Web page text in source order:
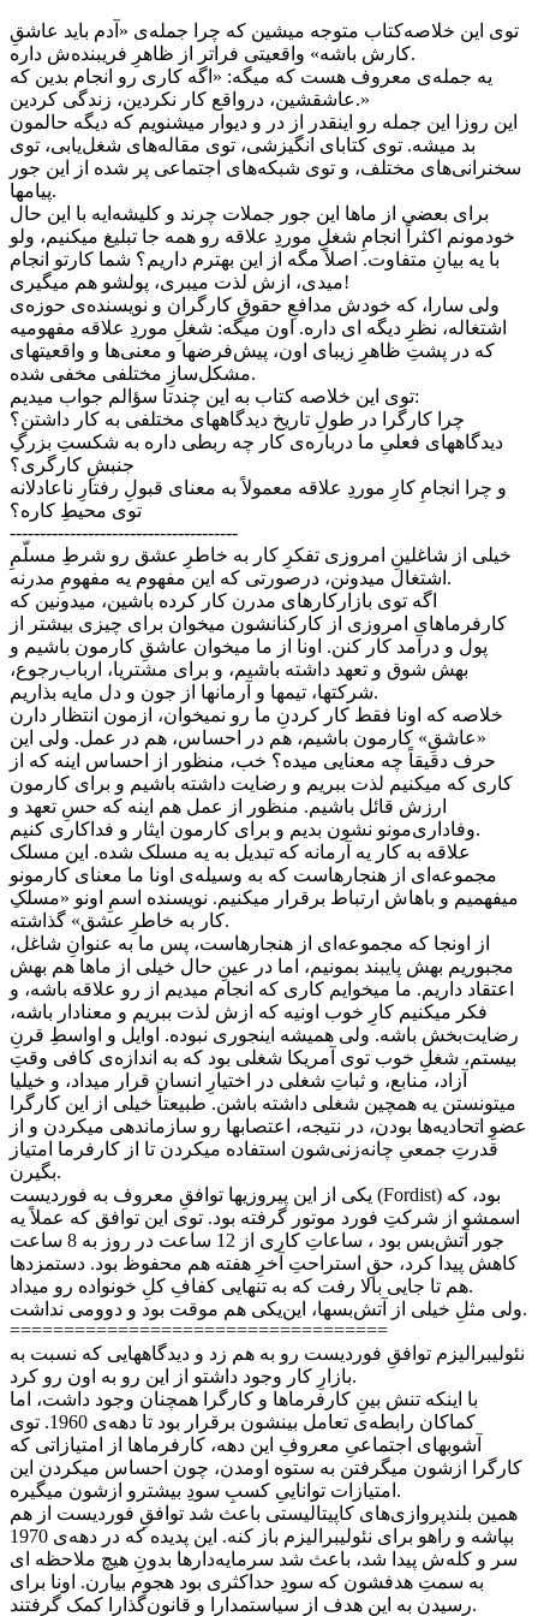
توی این خلاصه‌کتاب متوجه میشین که چرا جمله‌ی «آدم باید عاشقِ
کارش باشه» واقعیتی فراتر از ظاهرِ فریبنده‌ش داره.
یه جمله‌ی معروف هست که میگه: «اگه کاری رو انجام بدین که
عاشقشین، درواقع کار نکردین، زندگی کردین.»
این روزا این جمله رو اینقدر از در و دیوار میشنویم که دیگه حالمون
بد میشه. توی کتابای انگیزشی، توی مقاله‌های شغل‌یابی، توی
سخنرانی‌های مختلف، و توی شبکه‌های اجتماعی پر شده از این جور
پیامها.
برای بعضی از ماها این جور جملات چرند و کلیشه‌ایه با این حال
خودمونم اکثراً انجامِ شغلِ موردِ علاقه رو همه جا تبلیغ میکنیم، ولو
با یه بیانِ متفاوت. اصلاً مگه از این بهترم داریم؟ شما کارتو انجام
میدی، ازش لذت میبری، پولشو هم میگیری!
ولی سارا، که خودش مدافعِ حقوقِ کارگران و نویسنده‌ی حوزه‌ی
اشتغاله، نظرِ دیگه ای داره. اون میگه: شغلِ موردِ علاقه مفهومیه
که در پشتِ ظاهرِ زیبای اون، پیش‌فرضها و معنی‌ها و واقعیتهای
مشکل‌سازِ مختلفی مخفی شده.
توی این خلاصه کتاب به این چندتا سؤالم جواب میدیم:
چرا کارگرا در طولِ تاریخ دیدگاههای مختلفی به کار داشتن؟
دیدگاههای فعلیِ ما درباره‌ی کار چه ربطی داره به شکستِ بزرگِ
جنبشِ کارگری؟
و چرا انجامِ کارِ موردِ علاقه معمولاً به معنای قبولِ رفتارِ ناعادلانه
توی محیطِ کاره؟
--------------------------------------
خیلی از شاغلینِ امروزی تفکرِ کار به خاطرِ عشق رو شرطِ مسلّمِ
اشتغال میدونن، درصورتی که این مفهوم یه مفهومِ مدرنه.
اگه توی بازارکارهای مدرن کار کرده باشین، میدونین که
کارفرماهای امروزی از کارکنانشون میخوان برای چیزی بیشتر از
پول و درآمد کار کنن. اونا از ما میخوان عاشقِ کارمون باشیم و
بهش شوق و تعهد داشته باشیم، و برای مشتریا، ارباب‌رجوع،
شرکتها، تیمها و آرمانها از جون و دل مایه بذاریم.
خلاصه که اونا فقط کار کردنِ ما رو نمیخوان، ازمون انتظار دارن
«عاشقِ» کارمون باشیم، هم در احساس، هم در عمل. ولی این
حرف دقیقاً چه معنایی میده؟ خب، منظور از احساس اینه که از
کاری که میکنیم لذت ببریم و رضایت داشته باشیم و برای کارمون
ارزش قائل باشیم. منظور از عمل هم اینه که حسِ تعهد و
وفاداری‌مونو نشون بدیم و برای کارمون ایثار و فداکاری کنیم.
علاقه به کار یه آرمانه که تبدیل به یه مسلک شده. این مسلک
مجموعه‌ای از هنجارهاست که به وسیله‌ی اونا ما معنای کارمونو
میفهمیم و باهاش ارتباط برقرار میکنیم. نویسنده اسمِ اونو «مسلکِ
کار به خاطرِ عشق» گذاشته.
از اونجا که مجموعه‌ای از هنجارهاست، پس ما به عنوانِ شاغل،
مجبوریم بهش پایبند بمونیم، اما در عینِ حال خیلی از ماها هم بهش
اعتقاد داریم. ما میخوایم کاری که انجام میدیم از رو علاقه باشه، و
فکر میکنیم کارِ خوب اونیه که ازش لذت ببریم و معنادار باشه،
رضایت‌بخش باشه. ولی همیشه اینجوری نبوده. اوایل و اواسطِ قرنِ
بیستم، شغلِ خوب توی آمریکا شغلی بود که به اندازه‌ی کافی وقتِ
آزاد، منابع، و ثباتِ شغلی در اختیارِ انسان قرار میداد، و خیلیا
میتونستن یه همچین شغلی داشته باشن. طبیعتاً خیلی از این کارگرا
عضوِ‌ اتحادیه‌ها بودن، در نتیجه، اعتصابها رو سازماندهی میکردن و از
قدرتِ جمعیِ‌ چانه‌زنی‌شون استفاده میکردن تا از کارفرما امتیاز
بگیرن.
یکی از این پیروزیها توافقِ معروف به فوردیست (Fordist) بود، که
اسمشو از شرکتِ فورد موتور گرفته بود. توی این توافق که عملاً یه
جور آتش‌بس بود ، ساعاتِ کاری از 12 ساعت در روز به 8 ساعت
کاهش پیدا کرد، حقِ استراحتِ آخرِ هفته هم محفوظ بود. دستمزدها
هم تا جایی بالا رفت که به تنهایی کفافِ کلِ خونواده رو میداد.
ولی مثلِ خیلی از آتش‌بسها، این‌یکی هم موقت بود و دوومی نداشت.
===================================
نئولیبرالیزم توافقِ فوردیست رو به هم زد و دیدگاههایی که نسبت به
بازارِ کار وجود داشتو از این رو به اون رو کرد.
با اینکه تنش بینِ کارفرماها و کارگرا همچنان وجود داشت، اما
کماکان رابطه‌ی تعامل بینشون برقرار بود تا دهه‌ی 1960. توی
آشوبهای اجتماعیِ معروفِ این دهه، کارفرماها از امتیازاتی که
کارگرا ازشون میگرفتن به ستوه اومدن، چون احساس میکردن این
امتیازات تواناییِ کسبِ سودِ بیشترو ازشون میگیره.
همین بلندپروازی‌های کاپیتالیستی باعث شد توافقِ فوردیست از هم
بپاشه و راهو برای نئولیبرالیزم باز کنه. این پدیده که در دهه‌ی 1970
سر و کله‌ش پیدا شد، باعث شد سرمایه‌دارها بدونِ هیچ ملاحظه ای
به سمتِ هدفشون که سودِ حداکثری بود هجوم بیارن. اونا برای
رسیدن به این هدف از سیاستمدارا و قانون‌گذارا کمک گرفتند.